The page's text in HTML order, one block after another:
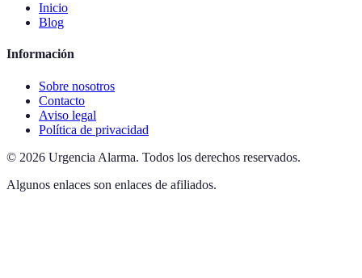
Inicio
Blog
Información
Sobre nosotros
Contacto
Aviso legal
Política de privacidad
© 2026 Urgencia Alarma. Todos los derechos reservados.
Algunos enlaces son enlaces de afiliados.